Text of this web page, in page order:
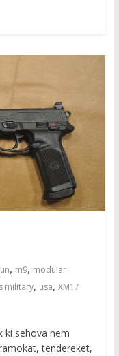
, m9, modular
military, usa, XM17
ki sehova nem
tendereket,